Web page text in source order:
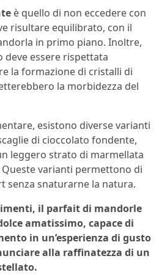
è quello di non eccedere con
risultare equilibrato, con il
in primo piano. Inoltre,
deve essere rispettata
la formazione di cristalli di
la morbidezza del
esistono diverse varianti
di cioccolato fondente,
leggero strato di marmellata
varianti permettono di
senza snaturarne la natura.
il parfait di mandorle
amatissimo, capace di
in un’esperienza di gusto
alla raffinatezza di un